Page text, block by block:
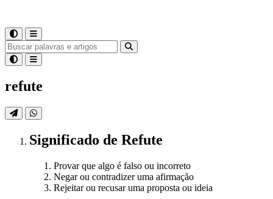
refute
Significado de Refute
Provar que algo é falso ou incorreto
Negar ou contradizer uma afirmação
Rejeitar ou recusar uma proposta ou ideia